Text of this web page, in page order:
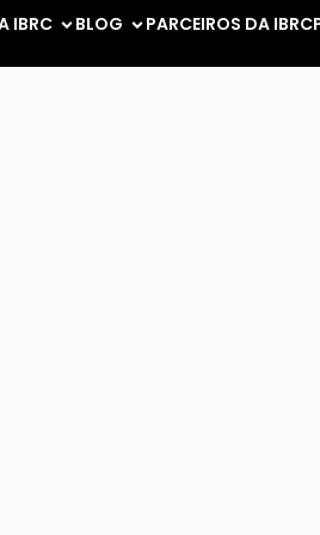
IBRC BLOG PARCEIROS DA IBRC